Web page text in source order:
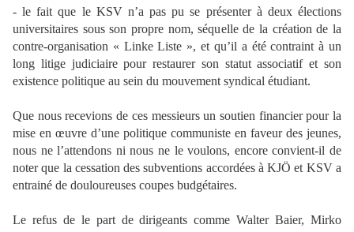
- le fait que le KSV n’a pas pu se présenter à deux élections
universitaires sous son propre nom, séquelle de la création de la
contre-organisation « Linke Liste », et qu’il a été contraint à un
long litige judiciaire pour restaurer son statut associatif et son
existence politique au sein du mouvement syndical étudiant.
Que nous recevions de ces messieurs un soutien financier pour la
mise en œuvre d’une politique communiste en faveur des jeunes,
nous ne l’attendons ni nous ne le voulons, encore convient-il de
noter que la cessation des subventions accordées à KJÖ et KSV a
entrainé de douloureuses coupes budgétaires.
Le refus de le part de dirigeants comme Walter Baier, Mirko